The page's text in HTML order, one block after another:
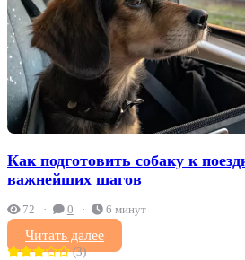
Как подготовить собаку к
важнейших шагов
72 0 6 минут
Читать далее
(3)